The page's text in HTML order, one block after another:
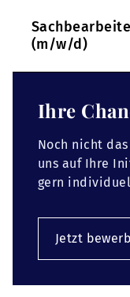
(m/w/d)
Ihre
Noch nicht
uns auf Ihre
gern
Jetzt